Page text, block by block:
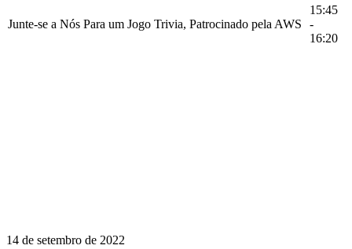
Junte-se a Nós Para um Jogo Trivia, Patrocinado pela AWS
15:45
-
16:20
14 de setembro de 2022